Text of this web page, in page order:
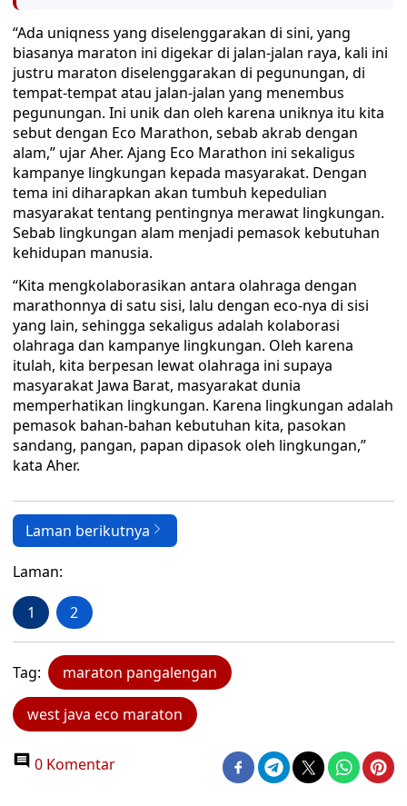
“Ada uniqness yang diselenggarakan di sini, yang
biasanya maraton ini digekar di jalan-jalan raya, kali ini
justru maraton diselenggarakan di pegunungan, di
tempat-tempat atau jalan-jalan yang menembus
pegunungan. Ini unik dan oleh karena uniknya itu kita
sebut dengan Eco Marathon, sebab akrab dengan
alam,” ujar Aher. Ajang Eco Marathon ini sekaligus
kampanye lingkungan kepada masyarakat. Dengan
tema ini diharapkan akan tumbuh kepedulian
masyarakat tentang pentingnya merawat lingkungan.
Sebab lingkungan alam menjadi pemasok kebutuhan
kehidupan manusia.
“Kita mengkolaborasikan antara olahraga dengan
marathonnya di satu sisi, lalu dengan eco-nya di sisi
yang lain, sehingga sekaligus adalah kolaborasi
olahraga dan kampanye lingkungan. Oleh karena
itulah, kita berpesan lewat olahraga ini supaya
masyarakat Jawa Barat, masyarakat dunia
memperhatikan lingkungan. Karena lingkungan adalah
pemasok bahan-bahan kebutuhan kita, pasokan
sandang, pangan, papan dipasok oleh lingkungan,”
kata Aher.
Laman berikutnya
Laman:
1 2
Tag: maraton pangalengan
west java eco maraton
0 Komentar